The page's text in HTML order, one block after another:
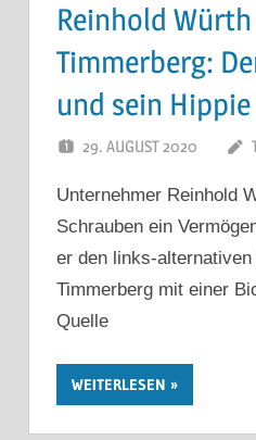
Reinhold
Timmerberg:
und sein Hippie
29. AUGUST 2020
Unternehmer Reinhold
Schrauben ein
er den links-
Timmerberg mit einer
Quelle
WEITERLESEN